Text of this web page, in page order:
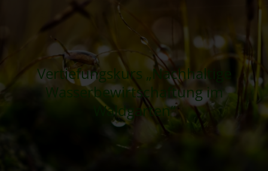
Vertiefungskurs „Nachhaltige
Wasserbewirtschaftung im
Waldgarten“